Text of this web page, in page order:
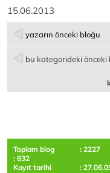
15.06.2013
yazarın önceki bloğu
bu kategorideki önceki
Toplam blog
: 2227
: 832
Kayıt tarihi
: